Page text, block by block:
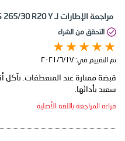
مراجعة الإطارات لـ Michelin Pilot Sport 4 S 265/30 R20 Y
التحقق من الشراء
تم التقييم في: ١٧‏/٦‏/٢٠٢١
قبضة ممتازة عند المنعطفات. تآكل
سعيد بأدائها.
قراءة المراجعة باللغة الأصلية